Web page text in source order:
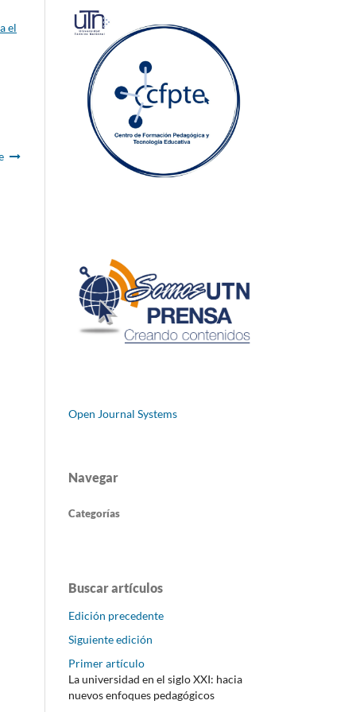
el
Open Journal Systems
Navegar
Categorías
Buscar artículos
Edición precedente
Siguiente edición
Primer artículo
La universidad en el siglo XXI: hacia
nuevos enfoques pedagógicos